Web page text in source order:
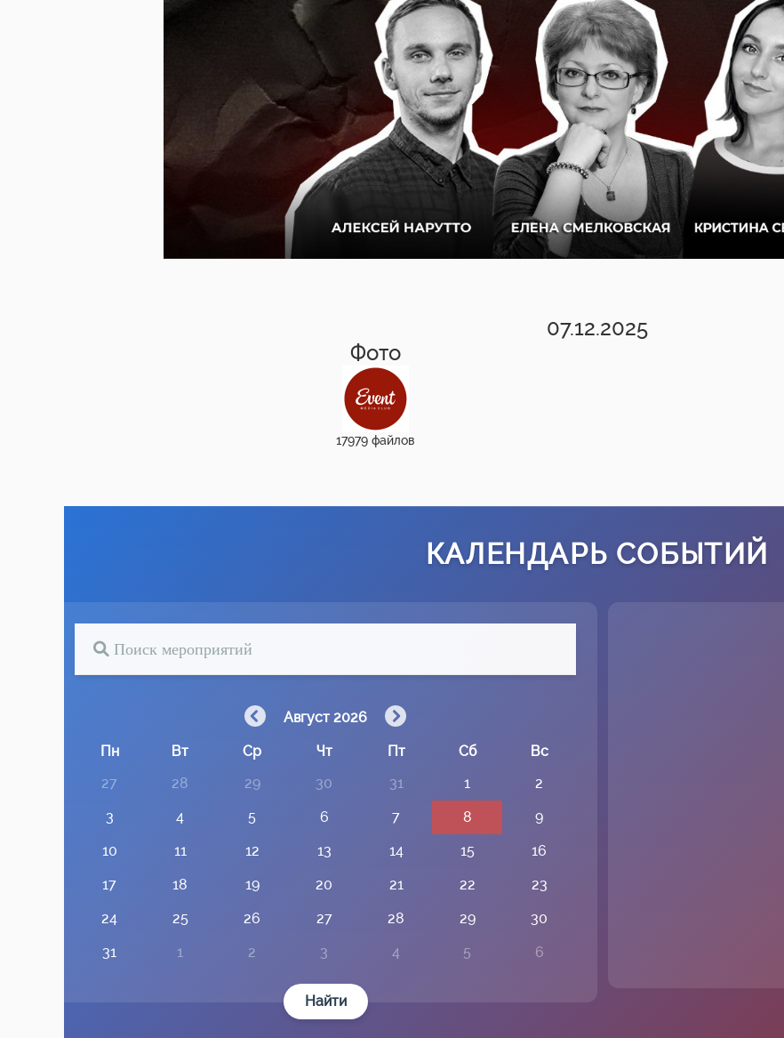
07.12.2025
Фото
17979 файлов
КАЛЕНДАРЬ СОБЫТИЙ
Август 2026
Пн
Вт Ср Чт Пт Сб
Вс
27
28 29 30 31 1
2
3
4 5 6 7 8
9
10
11 12 13 14 15
16
17
18 19 20 21 22
23
24
25 26 27 28 29
30
31
1 2 3 4 5 6
Найти